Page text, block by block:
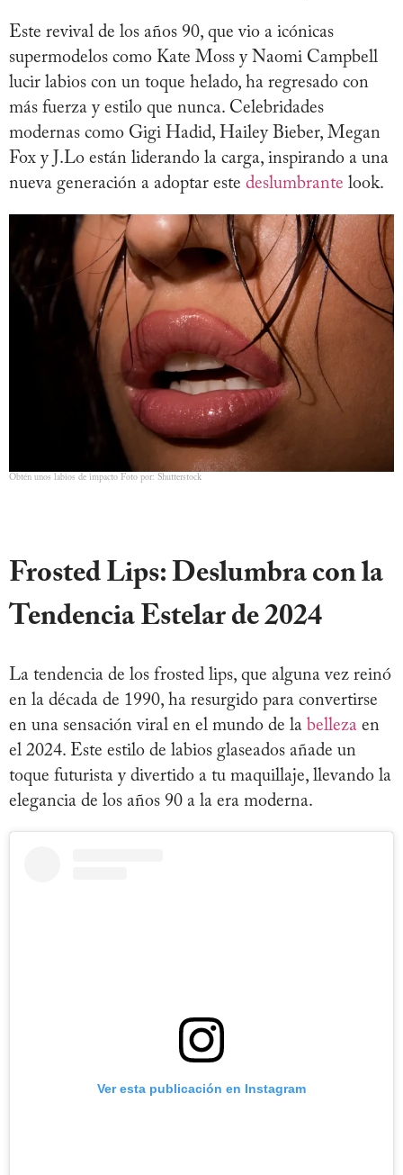
Este revival de los años 90, que vio a icónicas
supermodelos como Kate Moss y Naomi Campbell
lucir labios con un toque helado, ha regresado con
más fuerza y estilo que nunca. Celebridades
modernas como Gigi Hadid, Hailey Bieber, Megan
Fox y J.Lo están liderando la carga, inspirando a una
nueva generación a adoptar este deslumbrante look.
Obtén unos labios de impacto Foto por: Shutterstock
Frosted Lips: Deslumbra con la
Tendencia Estelar de 2024
La tendencia de los frosted lips, que alguna vez reinó
en la década de 1990, ha resurgido para convertirse
en una sensación viral en el mundo de la belleza en
el 2024. Este estilo de labios glaseados añade un
toque futurista y divertido a tu maquillaje, llevando la
elegancia de los años 90 a la era moderna.
Ver esta publicación en Instagram